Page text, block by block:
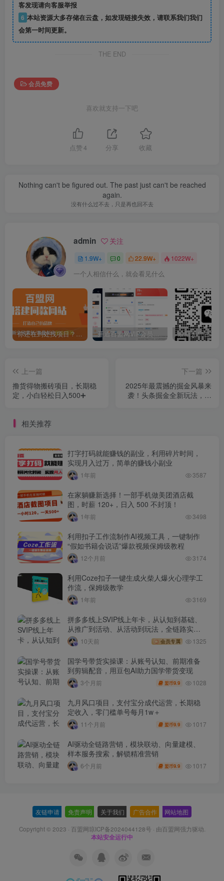
客发现请向客服举报
6 本站资源大多存储在云盘，如发现链接失效，请联系我们我们
会第一时间更新。
THE END
会员免费
喜欢就支持一下吧
点赞 4 分享 收藏
Nothing can't be figured out. The past just can't be reached
again.
没有什么过不去，只是再也回不去
admin 关注
1.9W+ 0 22.9W+ 1022W+
一个人相信什么，就会看见什么
你还在到处找项目？还在当韭菜？我靠卖项目一个月收入5万+，曾经我也是个失败者。 开通百盟网VIP会员，尊享全站资源免费下载，享70%的推广提成！！【限时五折优惠】
上一篇
撸货得物搬砖项目，长期稳
定，小白轻松日入500➕
下一篇
2025年最震撼的掘金风暴来
袭！头条掘金全新玩法，简
相关推荐
打字打码就能赚钱的副业，利用碎片时间，
实现月入过万，简单的赚钱小副业
1年前 3587
在家躺赚新选择！一部手机做美团酒店截
图，时薪 120+，日入 500 不封顶！
1年前 3498
利用扣子工作流制作AI视频工具，一键制作
“假如书籍会说话”爆款视频保姆级教程
12个月前 3174
利用Coze扣子一键生成火柴人爆火心理学工
作流，保姆级教学
1年前 3169
拼多多线上SVIP线上年卡，从认知到基础、
从推广到活动、从活动到玩法，全链路实战
(260730)
10天前 会员专属 1325
国学号带货实操课：从账号认知、前期准备
到剪辑配音，用豆包AI助力国学带货变现
3个月前 盟币9.9 1028
九月风口项目，支付宝分成代运营，长期稳
定收入，零门槛单号每月1w＋
11个月前 盟币9.9 1017
AI驱动全链路营销，模块联动、向量建模、
样本服务搜索，解锁精准营销
6个月前 盟币9.9 1017
友链申请 免责声明 关于我们 广告合作 网站地图
Copyright © 2023 · 百盟网琼ICP备2024044128号 · 由百盟网强力驱动.
本站安全运行中